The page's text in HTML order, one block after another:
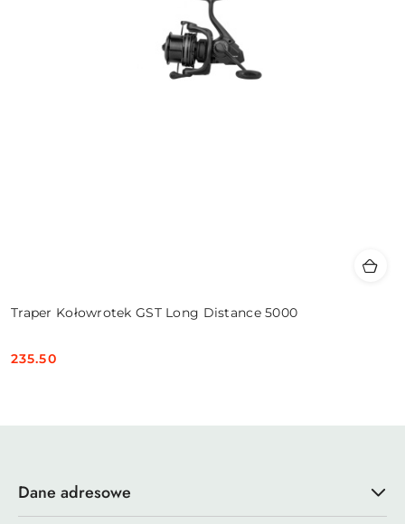
Traper Kołowrotek GST Long Distance 5000
Cena:
235.50
Dane adresowe